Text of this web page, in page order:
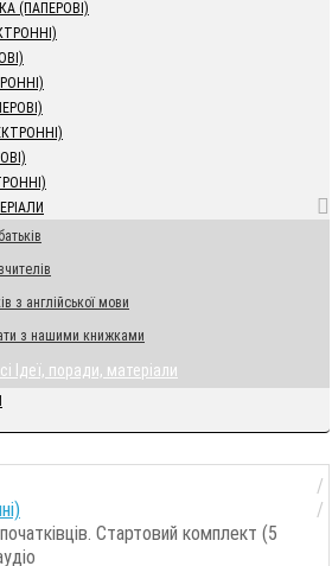
(ПАПЕРОВІ)
з англійської мови
з нашими книжками
Ідеї, поради, матеріали
Стартовий комплект (5